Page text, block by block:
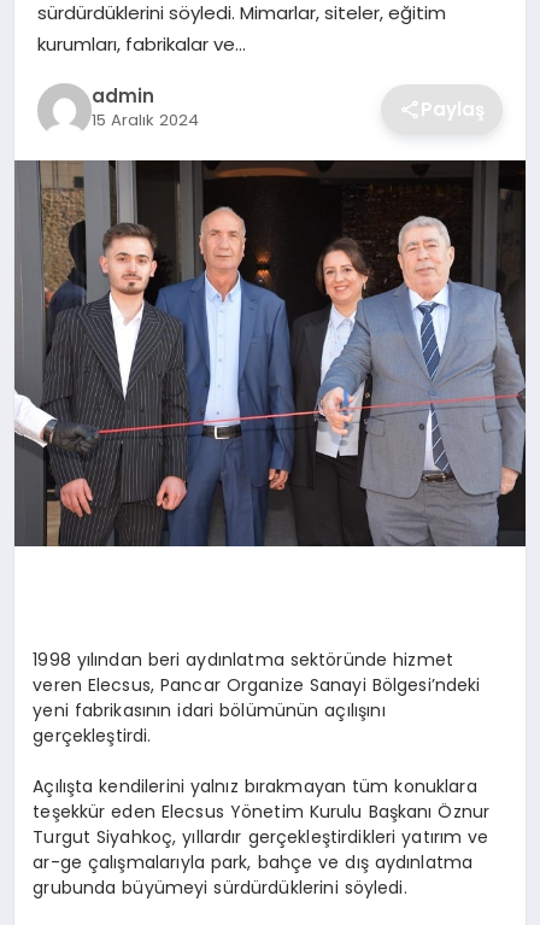
TEKNOLOJI
YAŞAM
sürdürdüklerini söyledi. Mimarlar, siteler, eğitim
kurumları, fabrikalar ve…
admin
15 Aralık 2024 Paylaş
1998 yılından beri aydınlatma sektöründe hizmet
veren Elecsus, Pancar Organize Sanayi Bölgesi’ndeki
yeni fabrikasının idari bölümünün açılışını
gerçekleştirdi.
Açılışta kendilerini yalnız bırakmayan tüm konuklara
teşekkür eden Elecsus Yönetim Kurulu Başkanı Öznur
Turgut Siyahkoç, yıllardır gerçekleştirdikleri yatırım ve
ar-ge çalışmalarıyla park, bahçe ve dış aydınlatma
grubunda büyümeyi sürdürdüklerini söyledi.